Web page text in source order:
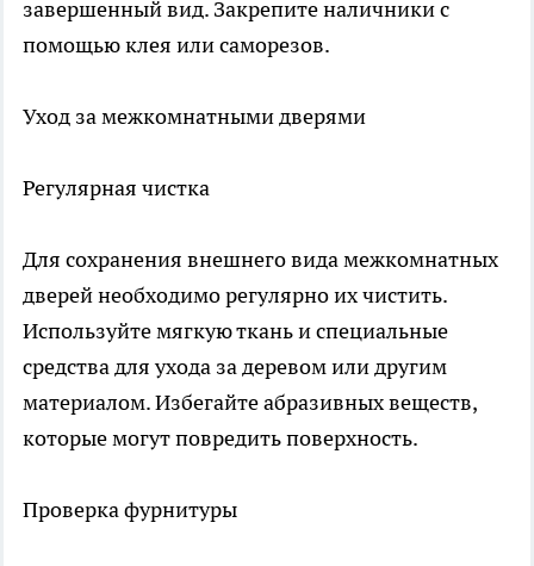
завершенный вид. Закрепите наличники с
помощью клея или саморезов.
Уход за межкомнатными дверями
Регулярная чистка
Для сохранения внешнего вида межкомнатных
дверей необходимо регулярно их чистить.
Используйте мягкую ткань и специальные
средства для ухода за деревом или другим
материалом. Избегайте абразивных веществ,
которые могут повредить поверхность.
Проверка фурнитуры